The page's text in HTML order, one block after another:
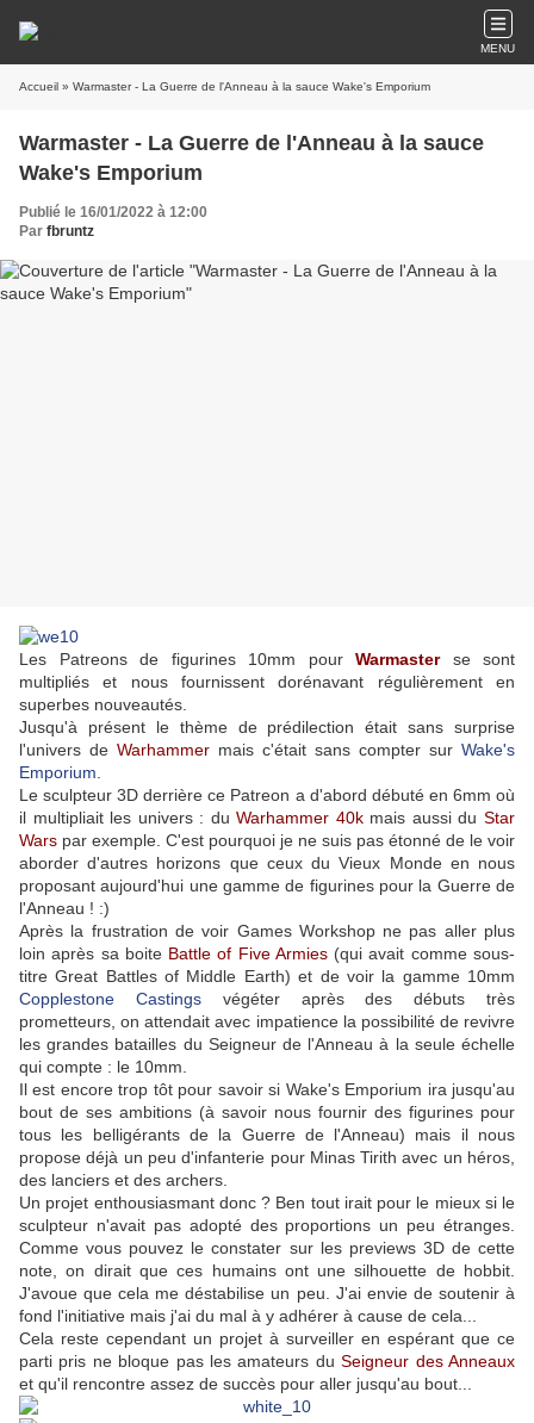
MENU
Accueil » Warmaster - La Guerre de l'Anneau à la sauce Wake's Emporium
Warmaster - La Guerre de l'Anneau à la sauce
Wake's Emporium
Publié le 16/01/2022 à 12:00
Par fbruntz
Les Patreons de figurines 10mm pour Warmaster
se sont
multipliés et nous fournissent dorénavant régulièrement en
superbes nouveautés.
Jusqu'à présent le thème de prédilection était sans surprise
l'univers de Warhammer mais c'était sans compter sur Wake's
Emporium
Le sculpteur 3D derrière ce Patreon a d'abord débuté en 6mm où
il multipliait les univers : duWarhammer 40kmais aussi duStar
Wars par exemple. C'est pourquoi je ne suis pas étonné de le voir
aborder d'autres horizons que ceux du Vieux Monde en nous
proposant aujourd'hui une gamme de figurines pour la Guerre de
l'Anneau ! :)
Après la frustration de voir Games Workshop ne pas aller plus
loin après sa boite Battle of Five Armies(qui avait comme sous-
titre Great Battles of Middle Earth) et de voir la gamme 10mm
Copplestone Castingsvégéter après des débuts très
prometteurs, on attendait avec impatience la possibilité de revivre
les grandes batailles du Seigneur de l'Anneau à la seule échelle
qui compte : le 10mm.
Il est encore trop tôt pour savoir si Wake's Emporium ira jusqu'au
bout de ses ambitions (à savoir nous fournir des figurines pour
tous les belligérants de la Guerre de l'Anneau) mais il nous
propose déjà un peu d'infanterie pour Minas Tirith avec un héros,
des lanciers et des archers.
Un projet enthousiasmant donc ? Ben tout irait pour le mieux si le
sculpteur n'avait pas adopté des proportions un peu étranges.
Comme vous pouvez le constater sur les previews 3D de cette
note, on dirait que ces humains ont une silhouette de hobbit.
J'avoue que cela me déstabilise un peu. J'ai envie de soutenir à
fond l'initiative mais j'ai du mal à y adhérer à cause de cela...
Cela reste cependant un projet à surveiller en espérant que ce
parti pris ne bloque pas les amateurs duSeigneur des Anneaux
et qu'il rencontre assez de succès pour aller jusqu'au bout...